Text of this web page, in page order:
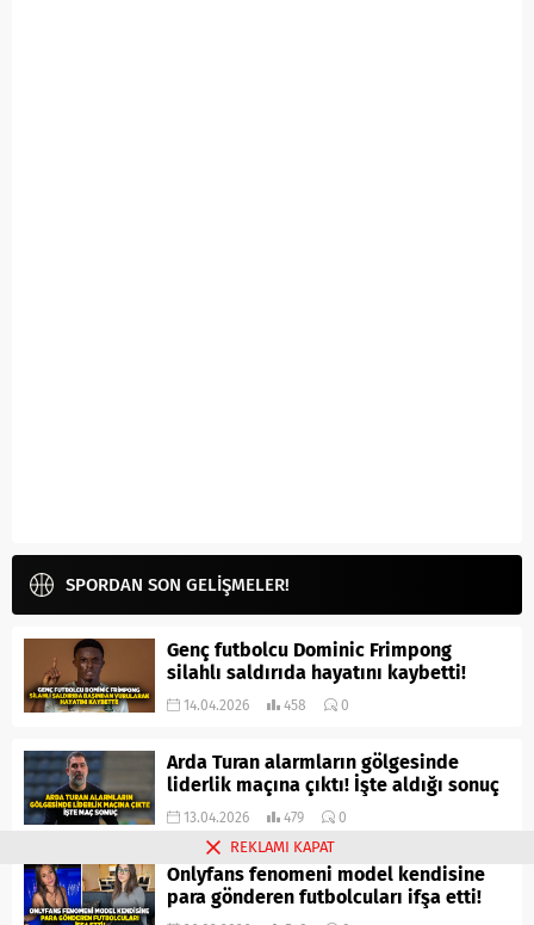
SPORDAN SON GELİŞMELER!
Genç futbolcu Dominic Frimpong
silahlı saldırıda hayatını kaybetti!
14.04.2026 458 0
Arda Turan alarmların gölgesinde
liderlik maçına çıktı! İşte aldığı sonuç
13.04.2026 479 0
Onlyfans fenomeni model kendisine
para gönderen futbolcuları ifşa etti!
REKLAMI KAPAT